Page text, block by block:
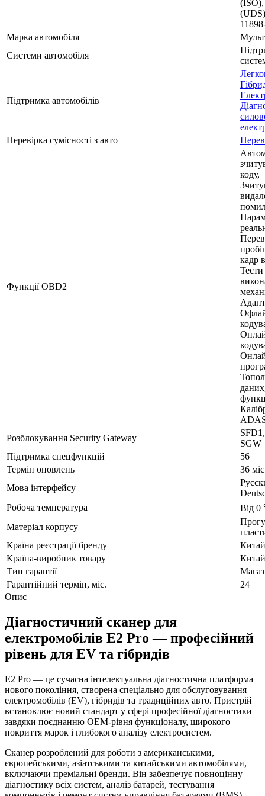
Марка автомобіля
Системи автомобіля
Підтримка автомобілів
Перевірка сумісності з авто
Функції OBD2
коду,
кадр
Тести
Розблокування Security Gateway
SGW
Підтримка спецфункцій
56
Термін оновлень
36 міс
Мова інтерфейсу
Робоча температура
Від
Матеріал корпусу
Країна реєстрації бренду
Китай
Країна-виробник товару
Китай
Тип гарантії
Гарантійний термін, міс.
24
Опис
Діагностичний сканер для
електромобілів E2 Pro — професійний
рівень для EV та гібридів
E2 Pro — це сучасна інтелектуальна діагностична платформа
нового покоління, створена спеціально для обслуговування
електромобілів (EV), гібридів та традиційних авто. Пристрій
встановлює новий стандарт у сфері професійної діагностики
завдяки поєднанню OEM-рівня функціоналу, широкого
покриття марок і глибокого аналізу електросистем.
Сканер розроблений для роботи з американськими,
європейськими, азіатськими та китайськими автомобілями,
включаючи преміальні бренди. Він забезпечує повноцінну
діагностику всіх систем, аналіз батарей, тестування